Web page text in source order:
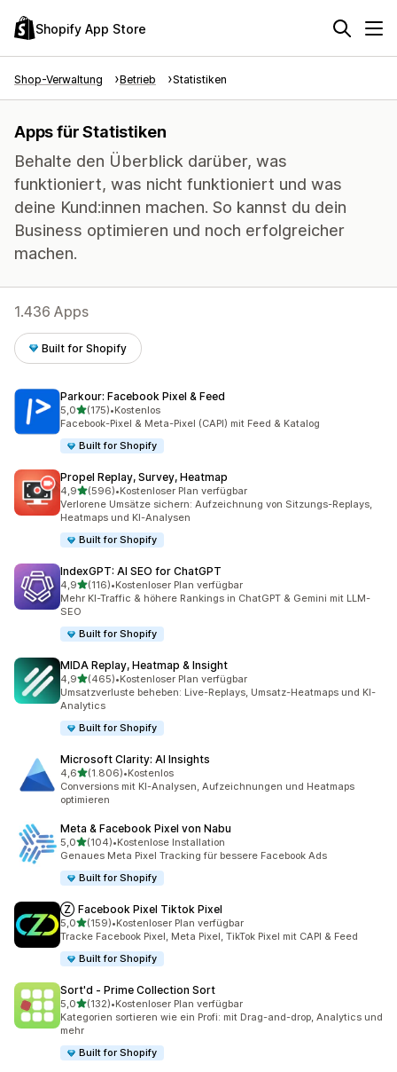
Shopify App Store
Shop-Verwaltung Betrieb Statistiken
Apps für Statistiken
Behalte den Überblick darüber, was
funktioniert, was nicht funktioniert und was
deine Kund:innen machen. So kannst du dein
Business optimieren und noch erfolgreicher
machen.
1.436 Apps
Built for Shopify
Parkour: Facebook Pixel & Feed
5,0von 5 Sternen
(175)
175 Rezensionen insgesamt
•Kostenlos
Facebook-Pixel & Meta-Pixel (CAPI) mit Feed & Katalog
Built for Shopify
Propel Replay, Survey, Heatmap
4,9von 5 Sternen
(596)
596 Rezensionen insgesamt
•Kostenloser Plan verfügbar
Verlorene Umsätze sichern: Aufzeichnung von Sitzungs-Replays,
Heatmaps und KI-Analysen
Built for Shopify
IndexGPT: AI SEO for ChatGPT
4,9von 5 Sternen
(116)
116 Rezensionen insgesamt
•Kostenloser Plan verfügbar
Mehr KI-Traffic & höhere Rankings in ChatGPT & Gemini mit LLM-
SEO
Built for Shopify
MIDA Replay, Heatmap & Insight
4,9von 5 Sternen
(465)
465 Rezensionen insgesamt
•Kostenloser Plan verfügbar
Umsatzverluste beheben: Live-Replays, Umsatz-Heatmaps und KI-
Analytics
Built for Shopify
Microsoft Clarity: AI Insights
4,6von 5 Sternen
(1.806)
1806 Rezensionen insgesamt
•Kostenlos
Conversions mit KI-Analysen, Aufzeichnungen und Heatmaps
optimieren
Meta & Facebook Pixel von Nabu
5,0von 5 Sternen
(104)
104 Rezensionen insgesamt
•Kostenlose Installation
Genaues Meta Pixel Tracking für bessere Facebook Ads
Built for Shopify
Ⓩ Facebook Pixel Tiktok Pixel
5,0von 5 Sternen
(159)
159 Rezensionen insgesamt
•Kostenloser Plan verfügbar
Tracke Facebook Pixel, Meta Pixel, TikTok Pixel mit CAPI & Feed
Built for Shopify
Sort'd ‑ Prime Collection Sort
5,0von 5 Sternen
(132)
132 Rezensionen insgesamt
•Kostenloser Plan verfügbar
Kategorien sortieren wie ein Profi: mit Drag-and-drop, Analytics und
mehr
Built for Shopify